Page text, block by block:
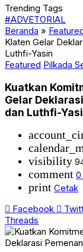
Trending Tags
#ADVETORIAL
Beranda »
Klaten Gelar
Luthfi-Yasin
Featured Pilkada
Kuatkan
Gelar
dan Luthfi-
visibility
comment 0
print Cetak
Facebook
Threads